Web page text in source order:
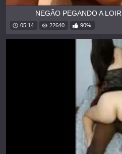
NEGÃO PEGANDO A
05:14 22640 90%